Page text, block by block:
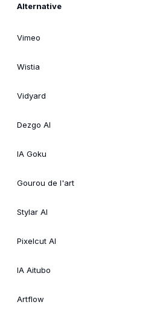
Alternative
Vimeo
Wistia
Vidyard
Dezgo AI
IA Goku
Gourou de l'art
Stylar AI
Pixelcut AI
IA Aitubo
Artflow